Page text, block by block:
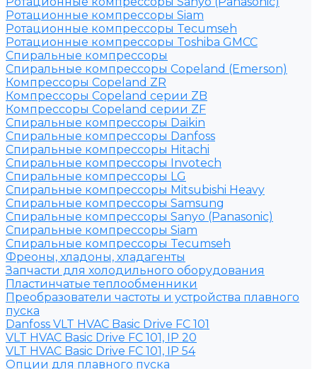
Ротационные компрессоры Siam
Ротационные компрессоры Tecumseh
Ротационные компрессоры Toshiba GMCC
Спиральные компрессоры
Спиральные компрессоры Copeland (Emerson)
Компрессоры Copeland ZR
Компрессоры Copeland серии ZB
Компрессоры Copeland серии ZF
Спиральные компрессоры Daikin
Спиральные компрессоры Danfoss
Спиральные компрессоры Hitachi
Спиральные компрессоры Invotech
Спиральные компрессоры LG
Спиральные компрессоры Mitsubishi Heavy
Спиральные компрессоры Samsung
Спиральные компрессоры Sanyo (Panasonic)
Спиральные компрессоры Siam
Спиральные компрессоры Tecumseh
Фреоны, хладоны, хладагенты
Запчасти для холодильного оборудования
Пластинчатые теплообменники
Преобразователи частоты и устройства плавного
пуска
Danfoss VLT HVAC Basic Drive FC 101
VLT HVAC Basic Drive FC 101, IP 20
VLT HVAC Basic Drive FC 101, IP 54
Опции для плавного пуска